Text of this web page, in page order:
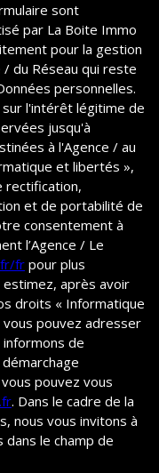
sont
par La Boite Immo
pour la gestion
du Réseau qui reste
personnelles.
l'intérêt légitime de
jusqu'à
à l'Agence / au
et libertés »,
rectification,
et de portabilité de
consentement à
l’Agence / Le
fr pour plus
estimez, après avoir
droits « Informatique
pouvez adresser
informons de
pouvez vous
. Dans le cadre de la
nous vous invitons à
le champ de